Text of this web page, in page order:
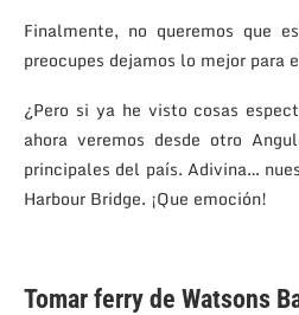
Finalmente, no queremos que
preocupes dejamos lo mejor para
¿Pero si ya he visto cosas
ahora veremos desde otro
principales del país. Adivina…
Harbour Bridge. ¡Que emoción!
Tomar ferry de Watsons